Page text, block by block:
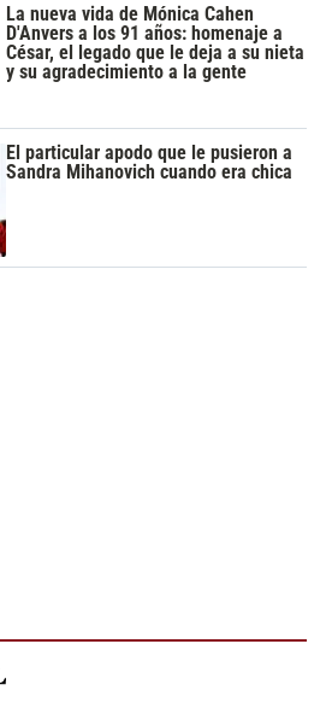
La nueva vida de Mónica Cahen
D'Anvers a los 91 años: homenaje a
César, el legado que le deja a su nieta
y su agradecimiento a la gente
El particular apodo que le pusieron a
Sandra Mihanovich cuando era chica